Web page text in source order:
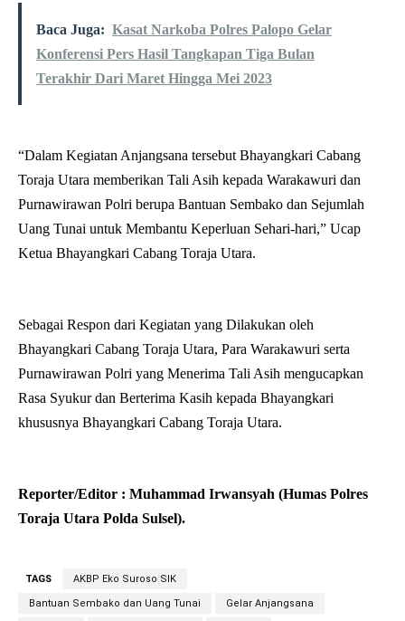
Baca Juga: Kasat Narkoba Polres Palopo Gelar
Konferensi Pers Hasil Tangkapan Tiga Bulan
Terakhir Dari Maret Hingga Mei 2023
“Dalam Kegiatan Anjangsana tersebut Bhayangkari Cabang
Toraja Utara memberikan Tali Asih kepada Warakawuri dan
Purnawirawan Polri berupa Bantuan Sembako dan Sejumlah
Uang Tunai untuk Membantu Keperluan Sehari-hari,” Ucap
Ketua Bhayangkari Cabang Toraja Utara.
Sebagai Respon dari Kegiatan yang Dilakukan oleh
Bhayangkari Cabang Toraja Utara, Para Warakawuri serta
Purnawirawan Polri yang Menerima Tali Asih mengucapkan
Rasa Syukur dan Berterima Kasih kepada Bhayangkari
khususnya Bhayangkari Cabang Toraja Utara.
Reporter/Editor : Muhammad Irwansyah (Humas Polres
Toraja Utara Polda Sulsel).
TAGS AKBP Eko Suroso SIK
Bantuan Sembako dan Uang Tunai Gelar Anjangsana